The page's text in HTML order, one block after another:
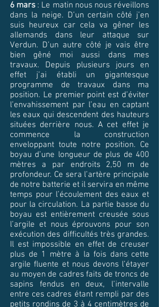
6 mars : Le matin nous nous réveillons
dans la neige. D’un certain côté j’en
suis heureux car cela va gêner les
allemands dans leur attaque sur
Verdun. D’un autre côté je vais être
bien gêné moi aussi dans mes
travaux. Depuis plusieurs jours en
effet j’ai établi un gigantesque
programme de travaux dans ma
position. Le premier point est d’éviter
l’envahissement par l’eau en captant
les eaux qui descendent des hauteurs
situées derrière nous. A cet effet je
commence la construction
enveloppant toute notre position. Ce
boyau d’une longueur de plus de 400
mètres a par endroits 2,50 m de
profondeur. Ce sera l’artère principale
de notre batterie et il servira en même
temps pour l’écoulement des eaux et
pour la circulation. La partie basse du
boyau est entièrement creusée sous
l’argile et nous éprouvons pour son
exécution des difficultés très grandes.
Il est impossible en effet de creuser
plus de 1 mètre à la fois dans cette
argile fluente et nous devons l’étayer
au moyen de cadres faits de troncs de
sapins fendus en deux, l’intervalle
entre ces cadres étant rempli par des
petits rondins de 3 à 4 centimètres de